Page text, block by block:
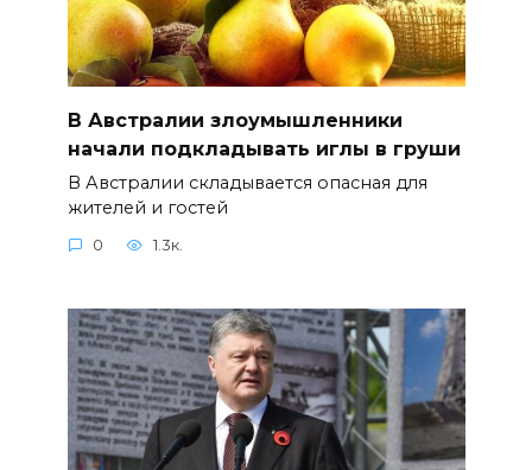
В Австралии злоумышленники
начали подкладывать иглы в груши
В Австралии складывается опасная для
жителей и гостей
0 1.3к.